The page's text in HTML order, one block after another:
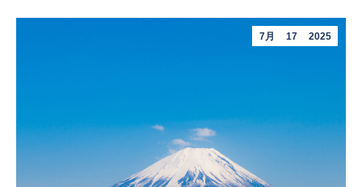
7月 17 2025